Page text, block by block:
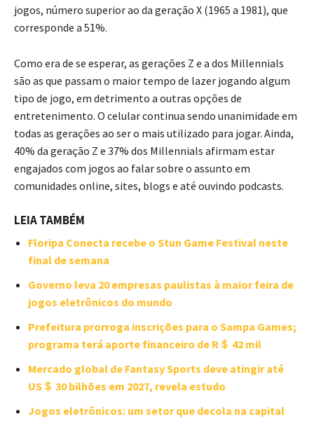
jogos, número superior ao da geração X (1965 a 1981), que
corresponde a 51%.
Como era de se esperar, as gerações Z e a dos Millennials
são as que passam o maior tempo de lazer jogando algum
tipo de jogo, em detrimento a outras opções de
entretenimento. O celular continua sendo unanimidade em
todas as gerações ao ser o mais utilizado para jogar. Ainda,
40% da geração Z e 37% dos Millennials afirmam estar
engajados com jogos ao falar sobre o assunto em
comunidades online, sites, blogs e até ouvindo podcasts.
LEIA TAMBÉM
Floripa Conecta recebe o Stun Game Festival neste
final de semana
Governo leva 20 empresas paulistas à maior feira de
jogos eletrônicos do mundo
Prefeitura prorroga inscrições para o Sampa Games;
programa terá aporte financeiro de R＄ 42 mil
Mercado global de Fantasy Sports deve atingir até
US＄ 30 bilhões em 2027, revela estudo
Jogos eletrônicos: um setor que decola na capital